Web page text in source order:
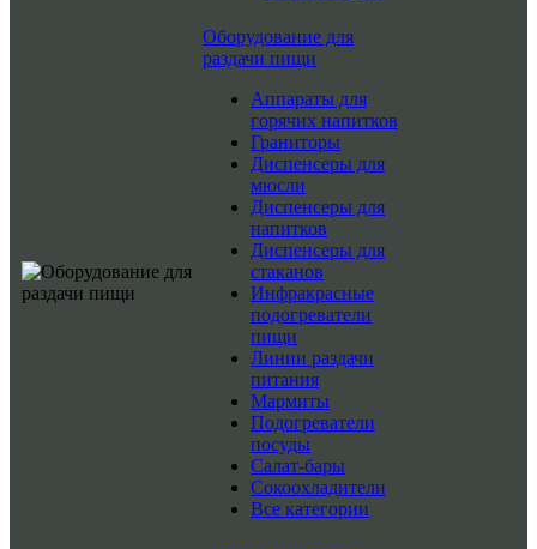
Оборудование для
раздачи пищи
Аппараты для
горячих напитков
Граниторы
Диспенсеры для
мюсли
Диспенсеры для
напитков
Диспенсеры для
стаканов
Инфракрасные
подогреватели
пищи
Линии раздачи
питания
Мармиты
Подогреватели
посуды
Салат-бары
Сокоохладители
Все категории